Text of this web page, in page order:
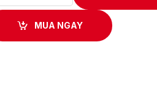
MUA NGAY